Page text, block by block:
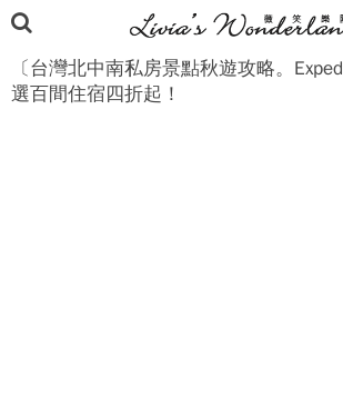
〔台灣北中南私房景點秋遊攻略。
選百間住宿四折起！